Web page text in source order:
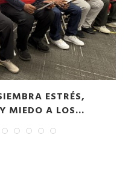
ESTRÉS,
MIEDO A LOS...